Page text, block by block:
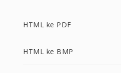
HTML ke PDF
HTML ke BMP